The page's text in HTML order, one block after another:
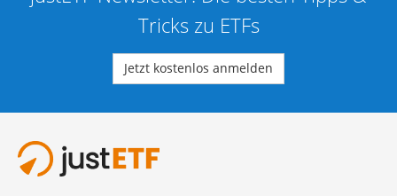
Tricks zu ETFs
Jetzt kostenlos anmelden